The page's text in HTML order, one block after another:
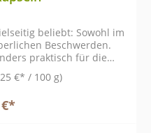
beliebt: Sowohl im
Beschwerden.
praktisch für die
€* / 100 g)